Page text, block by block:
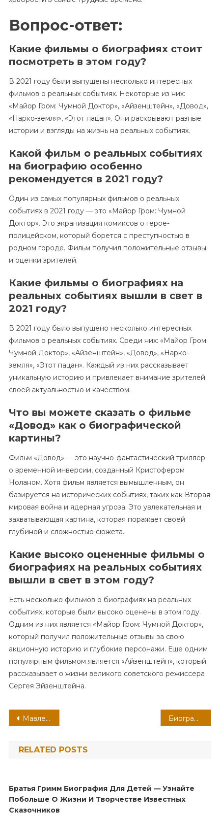
Вопрос-ответ:
Какие фильмы о биографиях стоит
посмотреть в этом году?
В 2021 году были выпущены несколько интересных
фильмов о реальных событиях. Некоторые из них:
«Майор Гром: Чумной Доктор», «Айзенштейн», «Довод»,
«Нарко-земля», «Этот пацан». Они раскрывают разные
истории и взгляды на жизнь на реальных событиях.
Какой фильм о реальных событиях
на биографию особенно
рекомендуется в 2021 году?
Один из самых популярных фильмов о реальных
событиях в 2021 году — это «Майор Гром: Чумной
Доктор». Это экранизация комиксов о герое-
полицейском, который борется с преступностью в
родном городе. Фильм получил положительные отзывы
и оценки зрителей.
Какие фильмы о биографиях на
реальных событиях вышли в свет в
2021 году?
В 2021 году было выпущено несколько интересных
фильмов о реальных событиях. Среди них: «Майор Гром:
Чумной Доктор», «Айзенштейн», «Довод», «Нарко-
земля», «Этот пацан». Каждый из них рассказывает
уникальную историю и привлекает внимание зрителей
своей актуальностью и качеством.
Что вы можете сказать о фильме
«Довод» как о биографической
картины?
Фильм «Довод» — это научно-фантастический триллер
о временной инверсии, созданный Кристофером
Ноланом. Хотя фильм является вымышленным, он
базируется на исторических событиях, таких как Вторая
мировая война и ядерная угроза. Это увлекательная и
захватывающая картина, которая поражает своей
глубиной и сложностью сюжета.
Какие высоко оцененные фильмы о
биографиях на реальных событиях
вышли в свет в этом году?
Есть несколько фильмов о биографиях на реальных
событиях, которые были высоко оценены в этом году.
Одним из них является «Майор Гром: Чумной Доктор»,
который получил положительные отзывы за свою
акционную историю и глубокие персонажи. Еще одним
популярным фильмом является «Айзенштейн», который
рассказывает о жизни великого советского режиссера
Сергея Эйзенштейна.
Навигация
по
записям
Мавлетбердин Ильдар Маратович — биография и достижения талантливого российского политика и бизнесмена Биография писательницы Анны Джейн — увлекательные события жизни, литературные достижения и загадочная часть биографии!
RELATED POSTS
Братья Гримм Биография Для Детей — Узнайте
Побольше О Жизни И Творчестве Известных
Сказочников